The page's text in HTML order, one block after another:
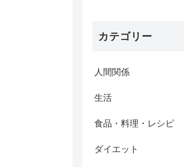
カテゴリー
人間関係
生活
食品・料理・レシピ
ダイエット